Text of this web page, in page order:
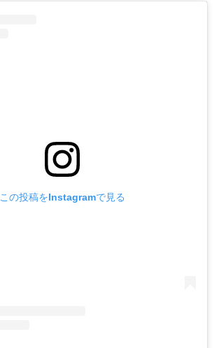
この投稿をInstagramで見る